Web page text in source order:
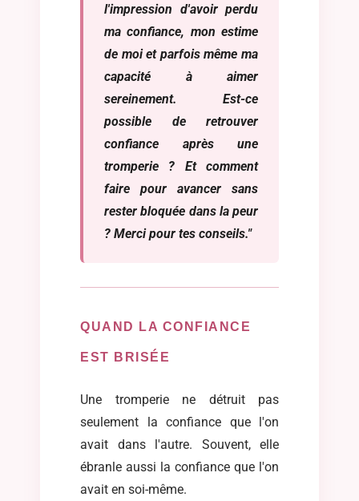
l'impression d'avoir perdu
ma confiance, mon estime
de moi et parfois même ma
capacité à aimer
sereinement. Est-ce
possible de retrouver
confiance après une
tromperie ? Et comment
faire pour avancer sans
rester bloquée dans la peur
? Merci pour tes conseils."
QUAND LA CONFIANCE
EST BRISÉE
Une tromperie ne détruit pas
seulement la confiance que l'on
avait dans l'autre. Souvent, elle
ébranle aussi la confiance que l'on
avait en soi-même.